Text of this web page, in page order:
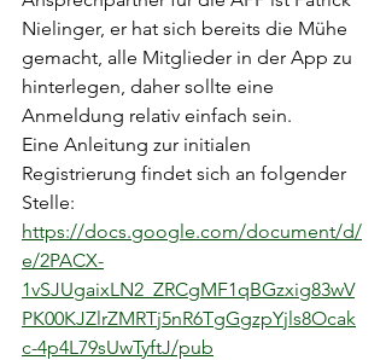
Nielinger, er hat sich bereits die Mühe
gemacht, alle Mitglieder in der App zu
hinterlegen, daher sollte eine
Anmeldung relativ einfach sein.
Eine Anleitung zur initialen
Registrierung findet sich an folgender
Stelle:
https://docs.google.com/document/d/
e/2PACX-
1vSJUgaixLN2_ZRCgMF1qBGzxig83wV
PK00KJZlrZMRTj5nR6TgGgzpYjls8Ocak
c-4p4L79sUwTyftJ/pub